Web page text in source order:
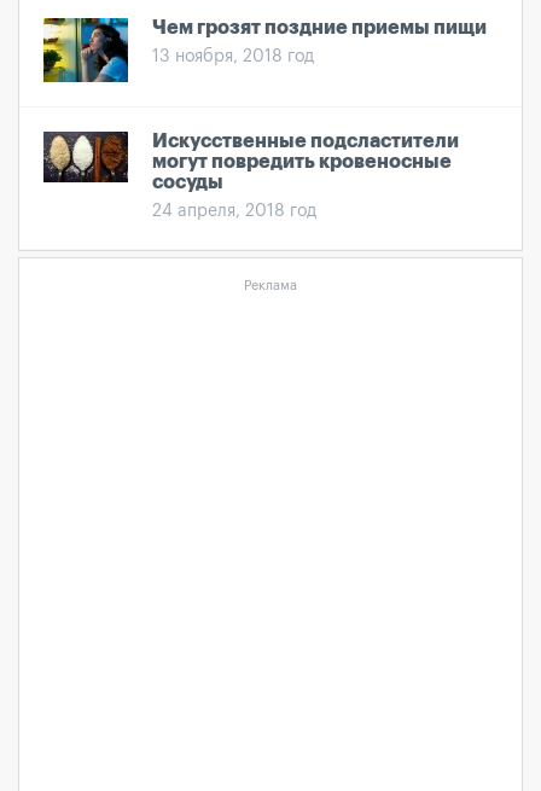
Чем грозят поздние приемы пищи
13 ноября, 2018 год
Искусственные подсластители
могут повредить кровеносные
сосуды
24 апреля, 2018 год
Реклама